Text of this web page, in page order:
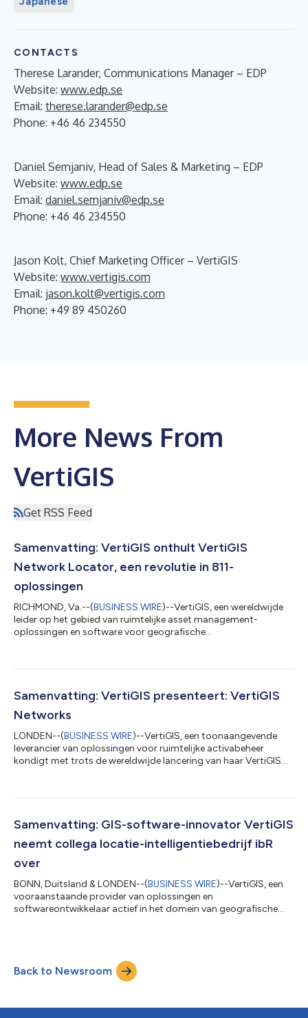
CONTACTS
Therese Larander, Communications Manager – EDP
Website: www.edp.se
Email: therese.larander@edp.se
Phone: +46 46 234550
Daniel Semjaniv, Head of Sales & Marketing – EDP
Website: www.edp.se
Email: daniel.semjaniv@edp.se
Phone: +46 46 234550
Jason Kolt, Chief Marketing Officer – VertiGIS
Website: www.vertigis.com
Email: jason.kolt@vertigis.com
Phone: +49 89 450260
More News From
VertiGIS
Get RSS Feed
Samenvatting: VertiGIS onthult VertiGIS
Network Locator, een revolutie in 811-
oplossingen
RICHMOND, Va.--(BUSINESS WIRE)--VertiGIS, een wereldwijde
leider op het gebied van ruimtelijke asset management-
oplossingen en software voor geografische
VertiGIS Network Locator. Deze innovatieve
zorgt voor een revolutie in de manier waarop bedrijven efficiënt
en nauwkeurig omgaan met de vraag naar 811-, Call-Before-
You-Dig...
Samenvatting: VertiGIS presenteert: VertiGIS
Networks
LONDEN--(BUSINESS WIRE)--VertiGIS, een toonaangevende
leverancier van oplossingen voor ruimtelijke activabeheer
kondigt met trots de wereldwijde lancering van haar VertiGIS
nutsbedrijven hun netwerkgegevens visualiseren, bewerken en
wereldwijd marktleider in geografische informatiesysteem
(GIS)-software, bracht het ArcGIS U...
Samenvatting: GIS-software-innovator VertiGIS
neemt collega locatie-intelligentiebedrijf ibR
over
BONN, Duitsland & LONDEN--(BUSINESS WIRE)--VertiGIS, een
vooraanstaande provider van oplossingen en
softwareontwikkelaar actief in het domein van geografische
nieuwe businesseenheid voor ruimtelijke ordening aan die haar
expertise in de hele DACH-regio combineert, die Duitsland,
Oostenrijk en Zwitserland omvat, evenals...
Back to Newsroom